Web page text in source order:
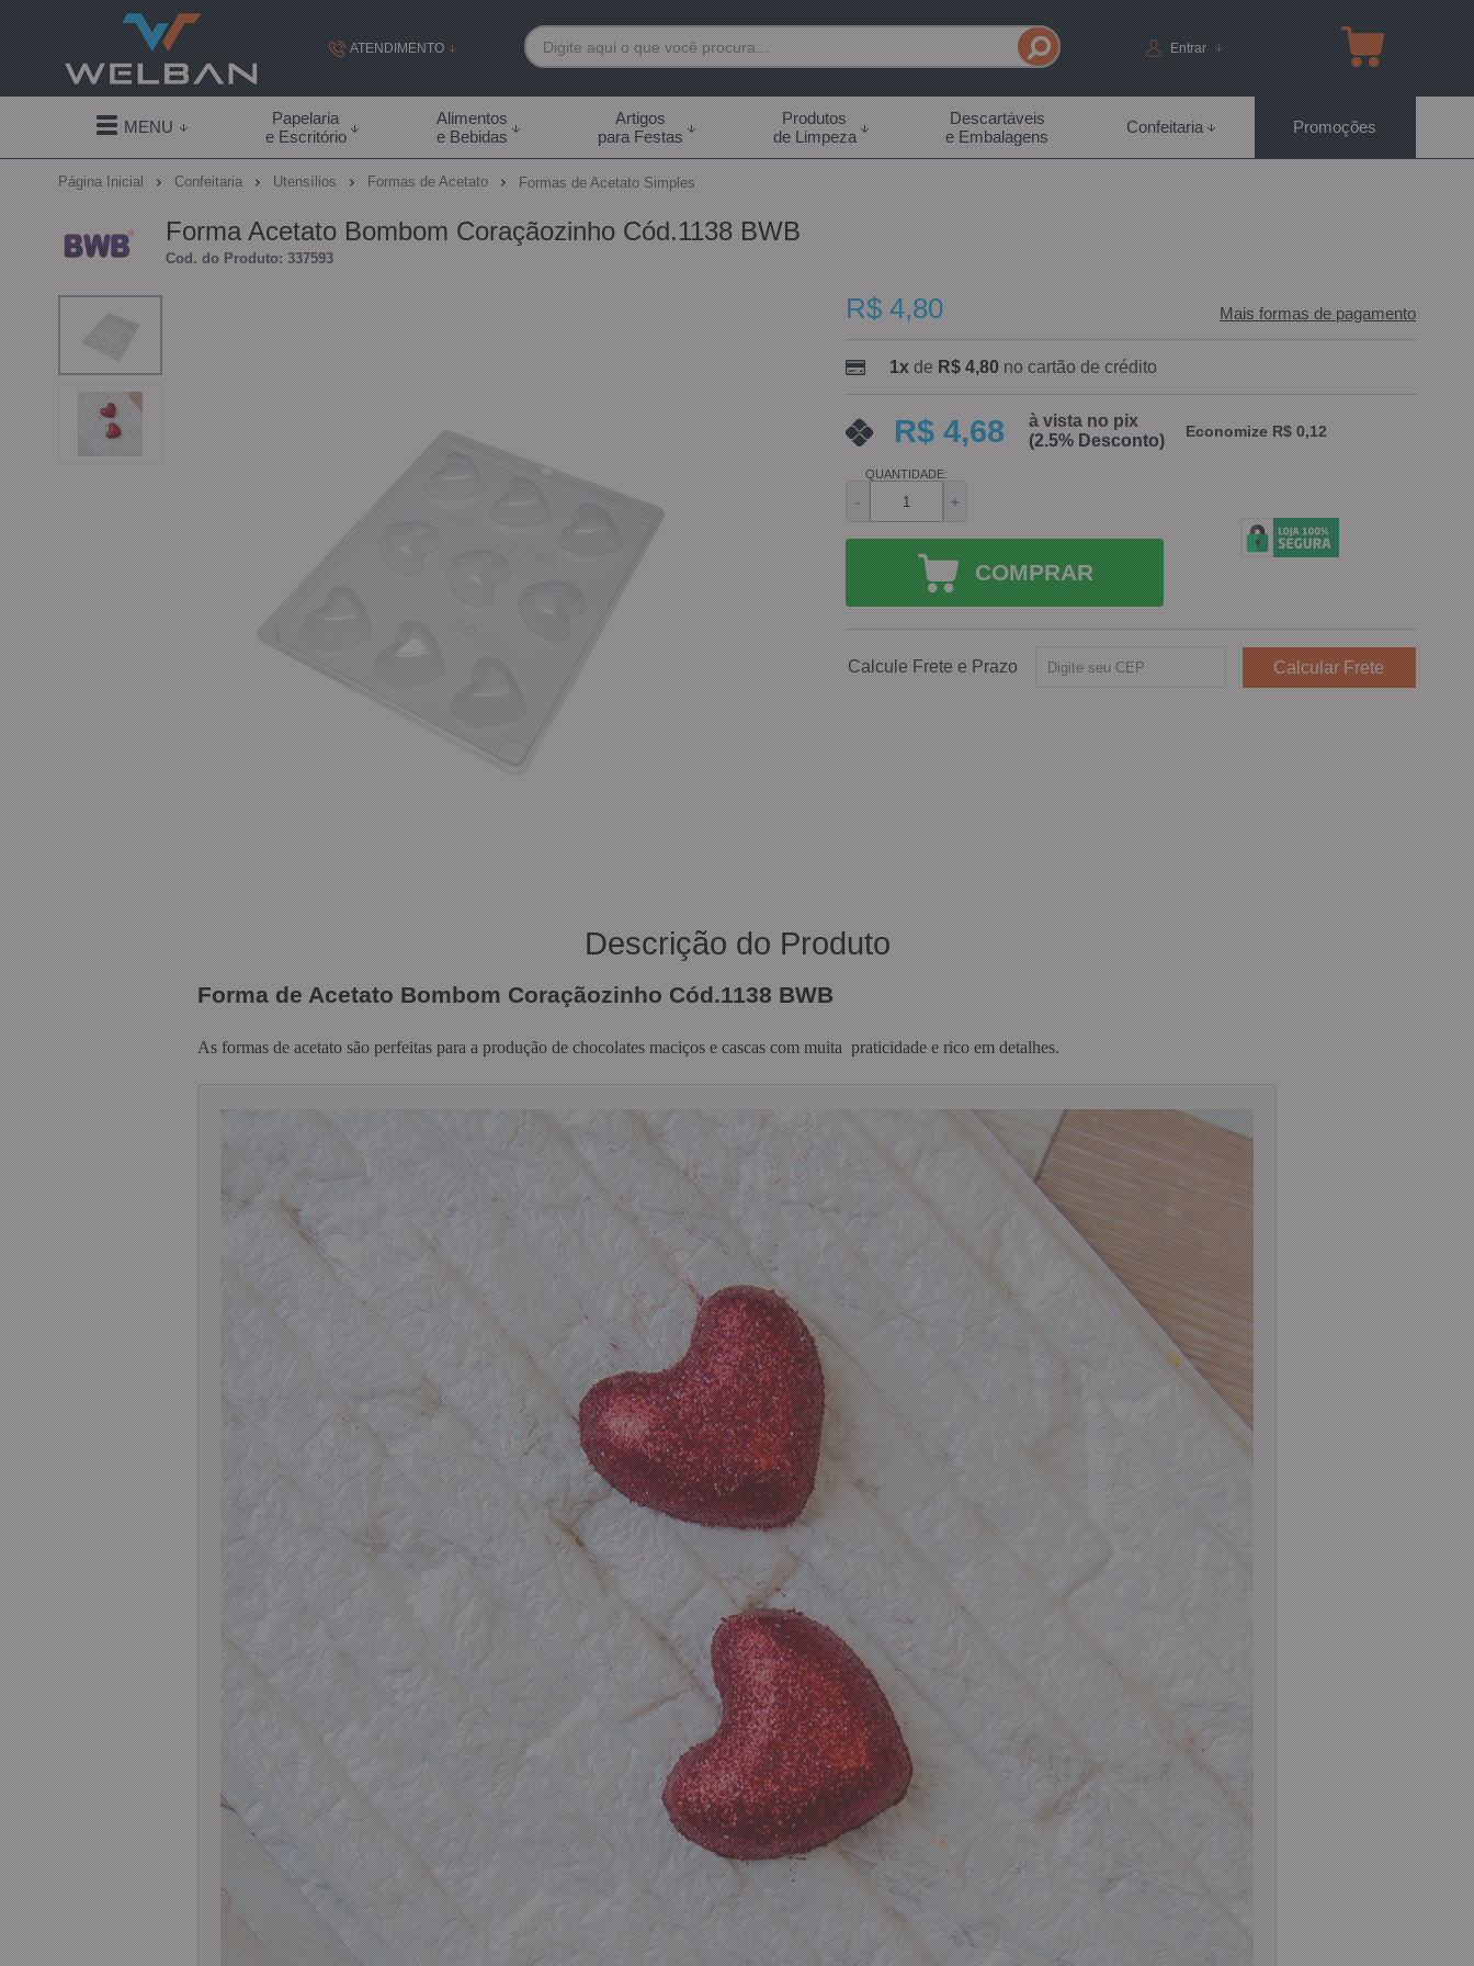
ATENDIMENTO
(19) 99855-7892
(19) 99855-7892
contato@welban.com.br
Segunda à sexta - 08:30h às 18:00h Sábados -
09:00h às 14:00h
Entrar
MENU
Papelaria
e Escritório
Alimentos
e Bebidas
Artigos
para Festas
Produtos
de Limpeza
Descartáveis
e Embalagens
Confeitaria Promoções
Página Inicial Confeitaria Utensílios Formas de Acetato Formas de Acetato Simples
Forma Acetato Bombom Coraçãozinho Cód.1138 BWB
Cod. do Produto: 337593
R$ 4,80 Mais formas de pagamento
1xdeR$ 4,80 no cartão de crédito
R$ 4,68
à vista no pix
(2.5% Desconto)
Economize R$ 0,12
QUANTIDADE:
- +
COMPRAR
Calcule Frete e Prazo
Descrição do Produto
Forma de Acetato Bombom Coraçãozinho Cód.1138 BWB
As formas de acetato são perfeitas para a produção de chocolates maciços e cascas com muita praticidade e rico em detalhes.